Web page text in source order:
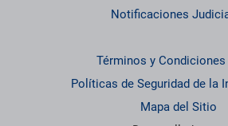
Notificaciones
Términos y Condiciones
Políticas de Seguridad de la
Mapa del Sitio